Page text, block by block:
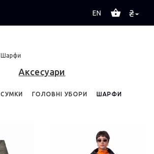
₴
EN
Шарфи
Аксесуари
СУМКИ ГОЛОВНІ УБОРИ ШАРФИ